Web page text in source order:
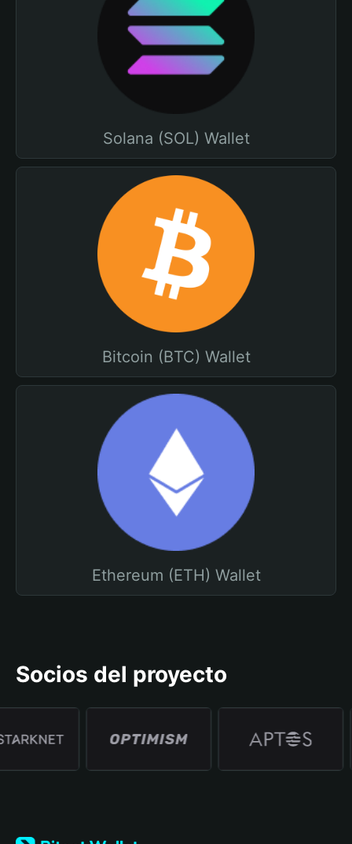
Solana (SOL) Wallet
Bitcoin (BTC) Wallet
Ethereum (ETH) Wallet
Socios del proyecto